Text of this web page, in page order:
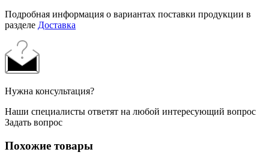
Подробная информация о вариантах поставки продукции в
разделе Доставка
Нужна консультация?
Наши специалисты ответят на любой интересующий вопрос
Задать вопрос
Похожие товары